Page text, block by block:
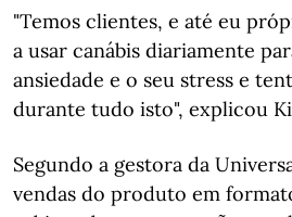
"Temos clientes, e até eu
a usar canábis diariamente
ansiedade e o seu stress e
durante tudo isto", explicou
Segundo a gestora da
vendas do produto em